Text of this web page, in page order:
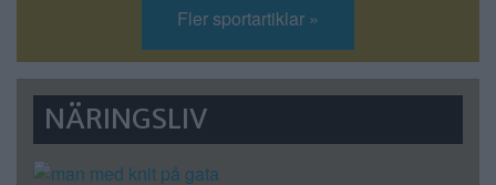
Fler sportartiklar »
NÄRINGSLIV